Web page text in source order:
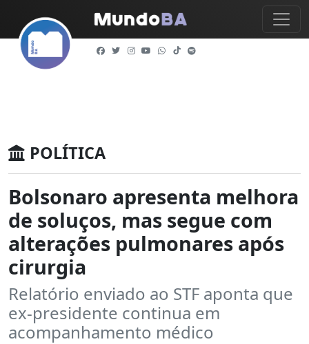
POLÍTICA
Bolsonaro apresenta melhora
de soluços, mas segue com
alterações pulmonares após
cirurgia
Relatório enviado ao STF aponta que
ex-presidente continua em
acompanhamento médico